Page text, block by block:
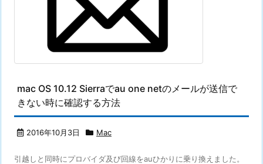
mac OS 10.12 Sierraでau one netのメールが送信で
きない時に確認する方法
2016年10月3日 Mac
引越しと同時にプロバイダ及び回線をauひかりに乗り換えました。